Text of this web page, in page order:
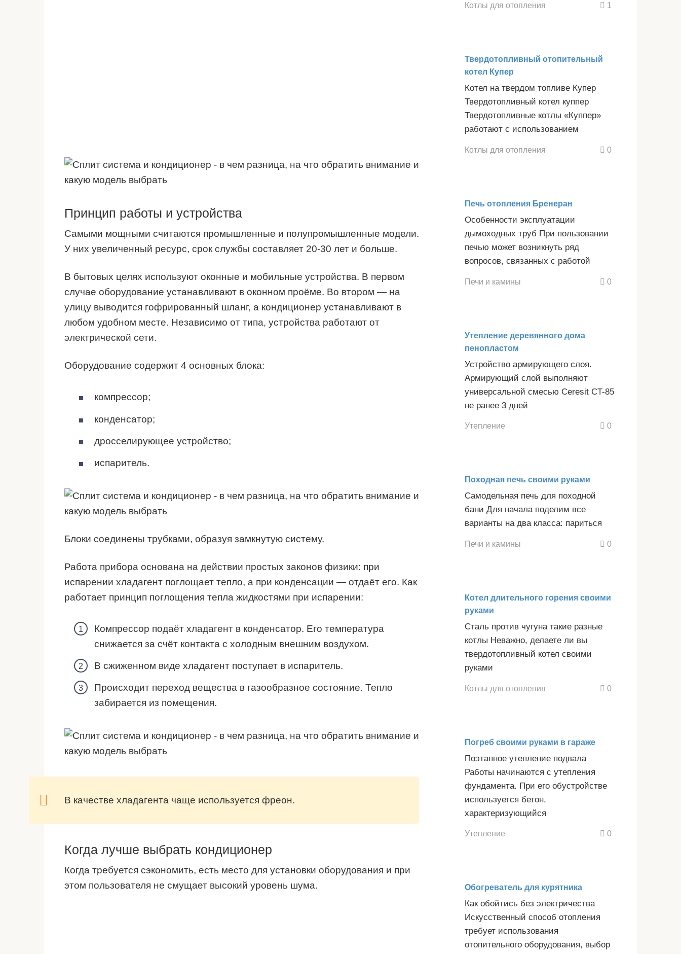
Принцип работы и устройства
Самыми мощными считаются промышленные и полупромышленные модели.
У них увеличенный ресурс, срок службы составляет 20-30 лет и больше.
В бытовых целях используют оконные и мобильные устройства. В первом
случае оборудование устанавливают в оконном проёме. Во втором — на
улицу выводится гофрированный шланг, а кондиционер устанавливают в
любом удобном месте. Независимо от типа, устройства работают от
электрической сети.
Оборудование содержит 4 основных блока:
компрессор;
конденсатор;
дросселирующее устройство;
испаритель.
Блоки соединены трубками, образуя замкнутую систему.
Работа прибора основана на действии простых законов физики: при
испарении хладагент поглощает тепло, а при конденсации — отдаёт его. Как
работает принцип поглощения тепла жидкостями при испарении:
Компрессор подаёт хладагент в конденсатор. Его температура
снижается за счёт контакта с холодным внешним воздухом.
В сжиженном виде хладагент поступает в испаритель.
Происходит переход вещества в газообразное состояние. Тепло
забирается из помещения.
В качестве хладагента чаще используется фреон.
Когда лучше выбрать кондиционер
Когда требуется сэкономить, есть место для установки оборудования и при
этом пользователя не смущает высокий уровень шума.
Котлы для отопления 1
Твердотопливный отопительный
котел Купер
Котел на твердом топливе Купер
Твердотопливный котел куппер
Твердотопливные котлы «Куппер»
работают с использованием
Котлы для отопления 0
Печь отопления Бренеран
Особенности эксплуатации
дымоходных труб При пользовании
печью может возникнуть ряд
вопросов, связанных с работой
Печи и камины 0
Утепление деревянного дома
пенопластом
Устройство армирующего слоя.
Армирующий слой выполняют
универсальной смесью Ceresit CT-85
не ранее 3 дней
Утепление 0
Походная печь своими руками
Самодельная печь для походной
бани Для начала поделим все
варианты на два класса: париться
Печи и камины 0
Котел длительного горения своими
руками
Сталь против чугуна такие разные
котлы Неважно, делаете ли вы
твердотопливный котел своими
руками
Котлы для отопления 0
Погреб своими руками в гараже
Поэтапное утепление подвала
Работы начинаются с утепления
фундамента. При его обустройстве
используется бетон,
характеризующийся
Утепление 0
Обогреватель для курятника
Как обойтись без электричества
Искусственный способ отопления
требует использования
отопительного оборудования, выбор